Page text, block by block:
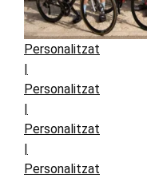
Personalitzat
|
Personalitzat
|
Personalitzat
|
Personalitzat